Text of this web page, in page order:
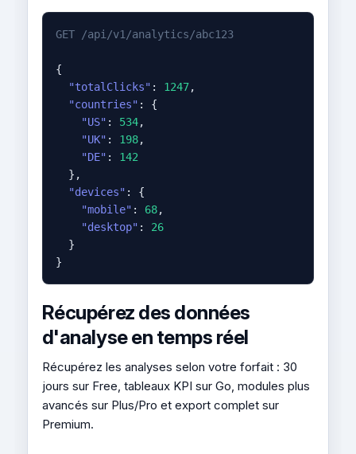
GET /api/v1/analytics/abc123
{
"totalClicks" : 1247,
"countries" : {
"US" : 534,
"UK" : 198,
"DE" : 142
  },
"devices" : {
"mobile" : 68,
"desktop" : 26
  }
}
Récupérez des données
d'analyse en temps réel
Récupérez les analyses selon votre forfait : 30
jours sur Free, tableaux KPI sur Go, modules plus
avancés sur Plus/Pro et export complet sur
Premium.